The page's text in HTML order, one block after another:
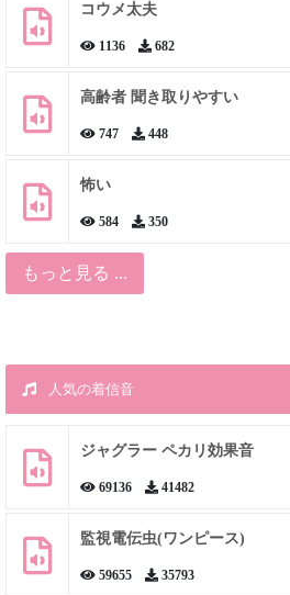
コウメ太夫
1136 682
高齢者 聞き取りやすい
747 448
怖い
584 350
もっと見る ...
人気の着信音
ジャグラー ペカリ効果音
69136 41482
監視電伝虫(ワンピース)
59655 35793